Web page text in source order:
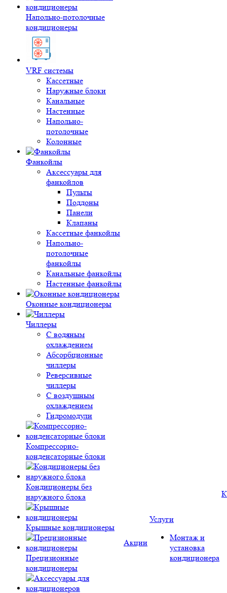
Напольно-потолочные
кондиционеры
VRF системы
Кассетные
Наружные блоки
Канальные
Настенные
Напольно-
потолочные
Колонные
Фанкойлы
Аксессуары для
фанкойлов
Пульты
Поддоны
Панели
Клапаны
Кассетные фанкойлы
Напольно-
потолочные
фанкойлы
Канальные фанкойлы
Настенные фанкойлы
Оконные кондиционеры
Чиллеры
С водяным
охлаждением
Абсорбционные
чиллеры
Реверсивные
чиллеры
С воздушным
охлаждением
Гидромодули
Компрессорно-
конденсаторные блоки
Кондиционеры без
наружного блока
Крышные кондиционеры
Прецизионные
кондиционеры
Акции
Услуги
Монтаж и
установка
кондиционера